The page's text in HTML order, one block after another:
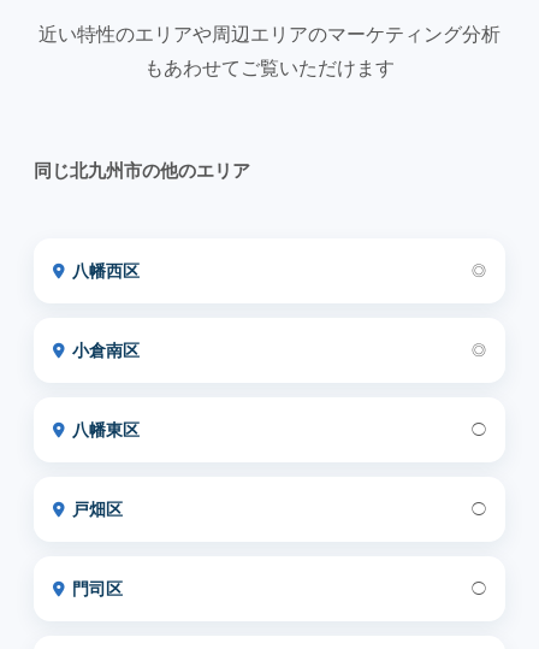
近い特性のエリアや周辺エリアのマーケティング分析
もあわせてご覧いただけます
同じ北九州市の他のエリア
八幡西区 ◎
小倉南区 ◎
八幡東区 ◯
戸畑区 ◯
門司区 ◯